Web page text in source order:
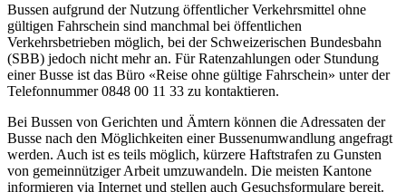
Bussen aufgrund der Nutzung öffentlicher Verkehrsmittel ohne
gültigen Fahrschein sind manchmal bei öffentlichen
Verkehrsbetrieben möglich, bei der Schweizerischen Bundesbahn
(SBB) jedoch nicht mehr an. Für Ratenzahlungen oder Stundung
einer Busse ist das Büro «Reise ohne gültige Fahrschein» unter der
Telefonnummer 0848 00 11 33 zu kontaktieren.
Bei Bussen von Gerichten und Ämtern können die Adressaten der
Busse nach den Möglichkeiten einer Bussenumwandlung angefragt
werden. Auch ist es teils möglich, kürzere Haftstrafen zu Gunsten
von gemeinnütziger Arbeit umzuwandeln. Die meisten Kantone
informieren via Internet und stellen auch Gesuchsformulare bereit.